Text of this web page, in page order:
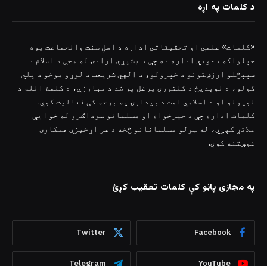
د کلمات په اړه
«کلمات» علمي او تحقیقاتي اداره د اهلِ سنت والجماعت یوه
خپلواکه دعوتي اداره ده چې د بشپړې ازادۍ له مخې د اسلام د
سپېڅلو ارزښتونو د خپرولو، د الهي شریعت د لوړو موخو د پلي
کولو، د لوېدیځ د کلتوري یرغل پر ضد د مبارزې، د کلمۀ الله د
لوړولو او د اسلامي امت د بیدارۍ په برخه کې فعالیت کوي.
کلمات اداره چې د خیرخواه او مسلمانو سوداګرو له خوا یې
ملاتړ کېږي، له ټولو مسلمانانو څخه د هر اړخیزې همکارۍ
غوښتنه کوي.
په مجازی پاڼو کې کلمات تعقیب کړئ
Facebook
Twitter
YouTube
Telegram